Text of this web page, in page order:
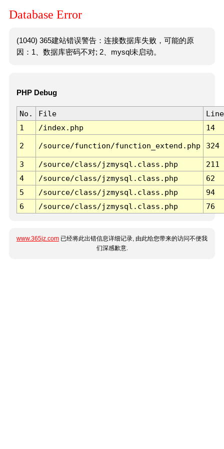
Database Error
(1040) 365建站错误警告：连接数据库失败，可能的原
因：1、数据库密码不对; 2、mysql未启动。
PHP Debug
No. File
Line
1
/index.php 14
2 /source/function/function_extend.php 324
3 /source/class/jzmysql.class.php
211
4
/source/class/jzmysql.class.php
62
5
/source/class/jzmysql.class.php
94
6
/source/class/jzmysql.class.php 76
www.365jz.com 已经将此出错信息详细记录, 由此给您带来的访问不便我
们深感歉意.